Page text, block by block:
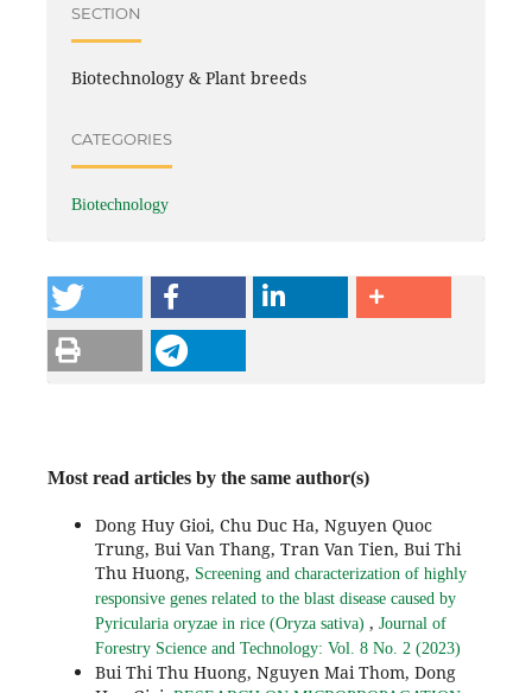
SECTION
Biotechnology & Plant breeds
CATEGORIES
Biotechnology
Most read articles by the same author(s)
Dong Huy Gioi, Chu Duc Ha, Nguyen Quoc
Trung, Bui Van Thang, Tran Van Tien, Bui Thi
Thu Huong, Screening and characterization of highly
responsive genes related to the blast disease caused by
Pyricularia oryzae in rice (Oryza sativa) , Journal of
Forestry Science and Technology: Vol. 8 No. 2 (2023)
Bui Thi Thu Huong, Nguyen Mai Thom, Dong